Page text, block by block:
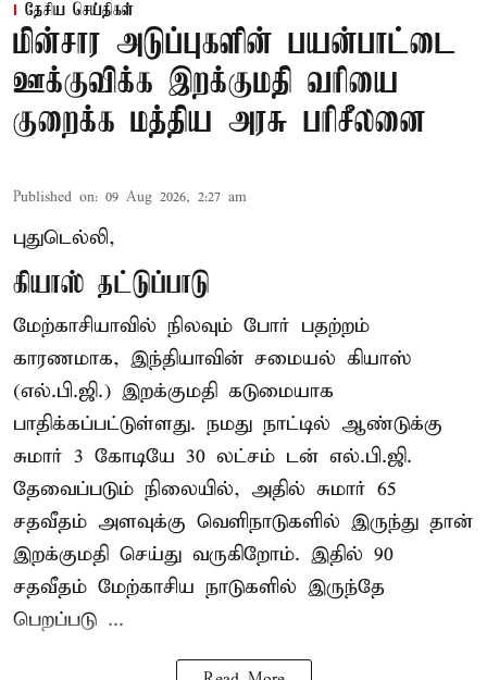
தேசிய செய்திகள்
மின்சார அடுப்புகளின் பயன்பாட்டை
ஊக்குவிக்க இறக்குமதி வரியை
குறைக்க மத்திய அரசு பரிசீலனை
Published on: 09 Aug 2026, 2:27 am
புதுடெல்லி,
கியாஸ் தட்டுப்பாடு
மேற்காசியாவில் நிலவும் போர் பதற்றம்
காரணமாக, இந்தியாவின் சமையல் கியாஸ்
(எல்.பி.ஜி.) இறக்குமதி கடுமையாக
பாதிக்கப்பட்டுள்ளது. நமது நாட்டில் ஆண்டுக்கு
சுமார் 3 கோடியே 30 லட்சம் டன் எல்.பி.ஜி.
தேவைப்படும் நிலையில், அதில் சுமார் 65
சதவீதம் அளவுக்கு வெளிநாடுகளில் இருந்து தான்
இறக்குமதி செய்து வருகிறோம். இதில் 90
சதவீதம் மேற்காசிய நாடுகளில் இருந்தே
பெறப்படு ...